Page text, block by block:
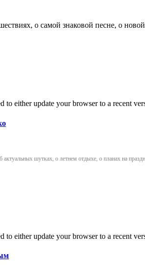
о самой знаковой песне, о
to either update your browser to a recent
шутках, о летнем отдыхе, о планах на
to either update your browser to a recent